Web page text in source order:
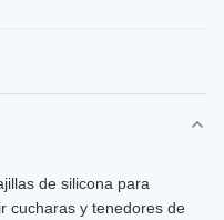
de silicona para
cucharas y tenedores de